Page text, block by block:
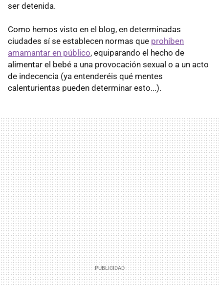
ser detenida.
Como hemos visto en el blog, en determinadas
ciudades sí se establecen normas que prohíben
amamantar en público, equiparando el hecho de
alimentar el bebé a una provocación sexual o a un acto
de indecencia (ya entenderéis qué mentes
calenturientas pueden determinar esto...).